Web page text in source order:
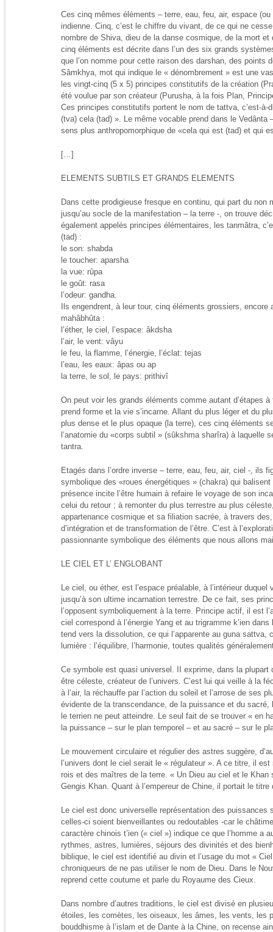
Ces cinq mêmes éléments – terre, eau, feu, air, espace
indienne. Cinq, c’est le chiffre du vivant, de ce qui ne
nombre de Shiva, dieu de la danse cosmique, de la mort
cinq éléments est décrite dans l’un des six grands
que l’on nomme pour cette raison des darshan, des points
Sâmkhya, mot qui indique le « dénombrement » est une
les vingt-cinq (5 x 5) principes constitutifs de la création
été voulue par son créateur (Purusha, à la fois Plan,
Ces principes constitutifs portent le nom de tattva, c’est-à-
(tva) cela (tad) ». Le même vocable prend dans le Vedânta
sens plus anthropomorphique de «cela qui est (tad) et qui
[…]
ELEMENTS SUBTILS ET GRANDS ELEMENTS
Dans cette prodigieuse fresque en continu, qui part du non
jusqu’au socle de la manifestation – la terre -, on trouve
également appelés principes élémentaires, les tanmâtra,
(tad) :
le son: shabda
le toucher: aparsha
la vue: rûpa
le goût: rasa
l’odeur: gandha.
Ils engendrent, à leur tour, cinq éléments grossiers,
mahâbhûta :
l’éther, le ciel, l’espace: âkdsha
l’air, le vent: vâyu
le feu, la flamme, l’énergie, l’éclat: tejas
l’eau, les eaux: âpas ou ap
la terre, le sol, le pays: prithivî
On peut voir les grands éléments comme autant d’étapes
prend forme et la vie s’incarne. Allant du plus léger et du
plus dense et le plus opaque (la terre), ces cinq éléments
l’anatomie du «corps subtil » (sûkshma sharîra) à laquelle
tantra.
Etagés dans l’ordre inverse – terre, eau, feu, air, ciel -, ils
symbolique des «roues énergétiques » (chakra) qui
présence incite l’être humain à refaire le voyage de son
celui du retour ; à remonter du plus terrestre au plus
appartenance cosmique et sa filiation sacrée, à travers
d’intégration et de transformation de l’être. C’est à
passionnante symbolique des éléments que nous allons
LE CIEL ET L’ ENGLOBANT
Le ciel, ou éther, est l’espace préalable, à l’intérieur
jusqu’à son ultime incarnation terrestre. De ce fait, ses
l’opposent symboliquement à la terre. Principe actif, il est
ciel correspond à l’énergie Yang et au trigramme k’ien
tend vers la dissolution, ce qui l’apparente au guna sattva,
lumière : l’équilibre, l’harmonie, toutes qualités
Ce symbole est quasi universel. II exprime, dans la plupart
être céleste, créateur de l’univers. C’est lui qui veille à la
à l’air, la réchauffe par l’action du soleil et l’arrose de ses
évidente de la transcendance, de la puissance et du
le terrien ne peut atteindre. Le seul fait de se trouver « en
la puissance – sur le plan temporel – et au sacré – sur le
Le mouvement circulaire et régulier des astres suggère,
l’univers dont le ciel serait le « régulateur ». A ce titre, il
rois et des maîtres de la terre. « Un Dieu au ciel et le
Gengis Khan. Quant à l’empereur de Chine, il portait le
Le ciel est donc universelle représentation des puissances
celles-ci soient bienveillantes ou redoutables -car le
caractère chinois t’ien (« ciel ») indique ce que l’homme a
rythmes, astres, lumières, séjours des divinités et des
biblique, le ciel est identifié au divin et l’usage du mot «
chroniqueurs de ne pas utiliser le nom de Dieu. Dans le
reprend cette coutume et parle du Royaume des Cieux.
Dans nombre d’autres traditions, le ciel est divisé en
étoiles, les comètes, les oiseaux, les âmes, les vents, les
bouddhisme à l’islam et de Dante à la Chine, on recense